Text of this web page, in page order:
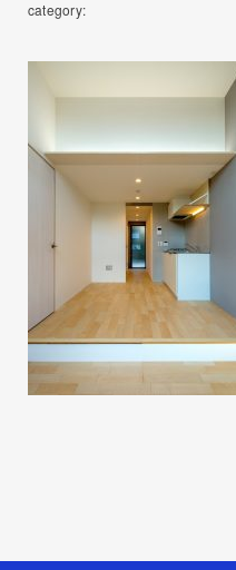
category: